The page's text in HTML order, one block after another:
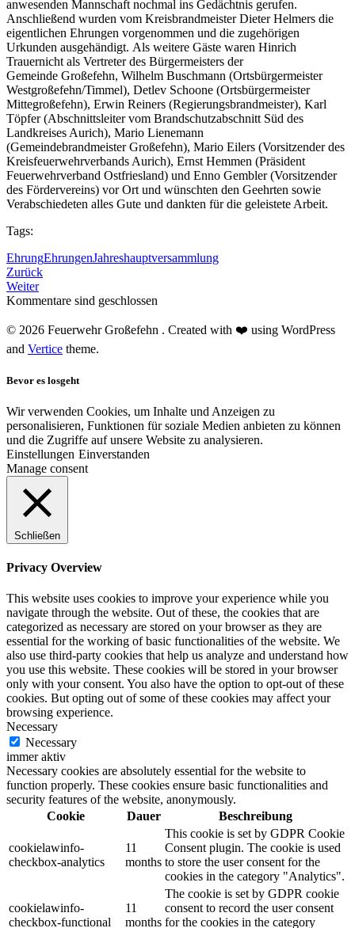
anwesenden Mannschaft nochmal ins Gedächtnis gerufen.
Anschließend wurden vom Kreisbrandmeister Dieter Helmers die
eigentlichen Ehrungen vorgenommen und die zugehörigen
Urkunden ausgehändigt. Als weitere Gäste waren Hinrich
Trauernicht als Vertreter des Bürgermeisters der
Gemeinde Großefehn, Wilhelm Buschmann (Ortsbürgermeister
Westgroßefehn/Timmel), Detlev Schoone (Ortsbürgermeister
Mittegroßefehn), Erwin Reiners (Regierungsbrandmeister), Karl
Töpfer (Abschnittsleiter vom Brandschutzabschnitt Süd des
Landkreises Aurich), Mario Lienemann
(Gemeindebrandmeister Großefehn), Mario Eilers (Vorsitzender des
Kreisfeuerwehrverbands Aurich), Ernst Hemmen (Präsident
Feuerwehrverband Ostfriesland) und Enno Gembler (Vorsitzender
des Fördervereins) vor Ort und wünschten den Geehrten sowie
Verabschiedeten alles Gute und dankten für die geleistete Arbeit.
Tags:
EhrungEhrungenJahreshauptversammlung
Zurück
Weiter
Kommentare sind geschlossen
© 2026 Feuerwehr Großefehn . Created with ❤️ using WordPress
and Vertice theme.
Bevor es losgeht
Wir verwenden Cookies, um Inhalte und Anzeigen zu
personalisieren, Funktionen für soziale Medien anbieten zu können
und die Zugriffe auf unsere Website zu analysieren.
Einstellungen Einverstanden
Manage consent
Schließen
Privacy Overview
This website uses cookies to improve your experience while you
navigate through the website. Out of these, the cookies that are
categorized as necessary are stored on your browser as they are
essential for the working of basic functionalities of the website. We
also use third-party cookies that help us analyze and understand how
you use this website. These cookies will be stored in your browser
only with your consent. You also have the option to opt-out of these
cookies. But opting out of some of these cookies may affect your
browsing experience.
Necessary
Necessary
immer aktiv
Necessary cookies are absolutely essential for the website to
function properly. These cookies ensure basic functionalities and
security features of the website, anonymously.
Cookie
Dauer Beschreibung
cookielawinfo-
checkbox-analytics
11
months
This cookie is set by GDPR Cookie
Consent plugin. The cookie is used
to store the user consent for the
cookies in the category "Analytics".
cookielawinfo-
checkbox-functional
11
months
The cookie is set by GDPR cookie
consent to record the user consent
for the cookies in the category